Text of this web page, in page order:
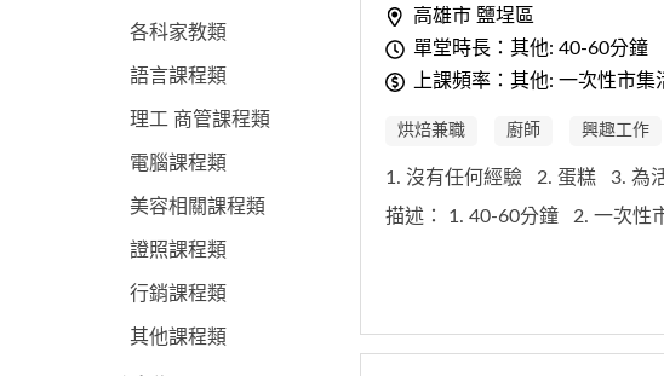
各科家教類
語言課程類
理工 商管課程類
電腦課程類
美容相關課程類
證照課程類
行銷課程類
其他課程類
高雄市 鹽埕區
單堂時長：其他: 40-60分鐘
上課頻率：其他: 一次性市集
烘焙兼職 廚師 興趣工作
1. 沒有任何經驗 2. 蛋糕 3. 為
描述： 1. 40-60分鐘 2. 一次性